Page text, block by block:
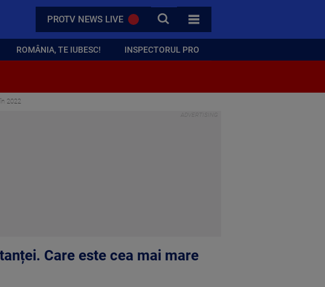
PROTV NEWS LIVE CAUTA
TOATE CATEGORIILE
ROMÂNIA, TE IUBESC! INSPECTORUL PRO
2022
Care este cea mai mare